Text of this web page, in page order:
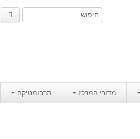
מדורי המרכז תרבומטיקה